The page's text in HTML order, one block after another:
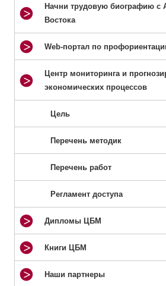
Начни трудовую биографию с
Востока
Web-портал по
Центр мониторинга и
экономических процессов
Цель
Перечень методик
Перечень работ
Регламент доступа
Дипломы ЦБМ
Книги ЦБМ
Наши партнеры